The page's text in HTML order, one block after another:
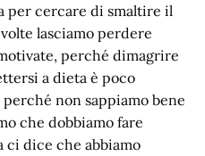
per cercare di smaltire il
lasciamo perdere
perché dimagrire
a dieta è poco
non sappiamo bene
che dobbiamo fare
ci dice che abbiamo